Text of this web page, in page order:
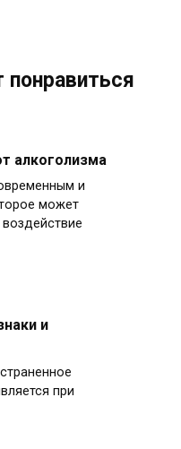
алкоголизма
и
может
и
при